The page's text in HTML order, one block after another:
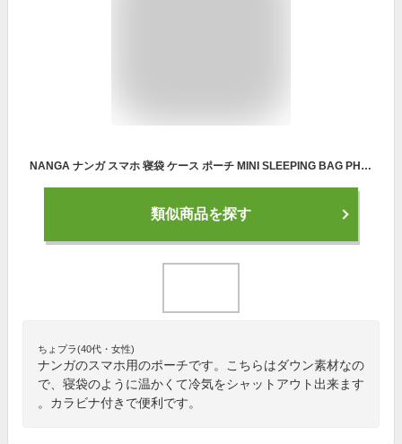
NANGA ナンガ スマホ 寝袋 ケース ポーチ MINI SLEEPING BAG PHONE CASE 携帯 アクセサリー 収納 ダウン 羽毛 アウトドア おしゃれ キャンプ 小物入れゴールド ネイビー ボルドー メール便
類似商品を探す
ちょプラ(40代・女性)
ナンガのスマホ用のポーチです。こちらはダウン素材なの
で、寝袋のように温かくて冷気をシャットアウト出来ます
。カラビナ付きで便利です。